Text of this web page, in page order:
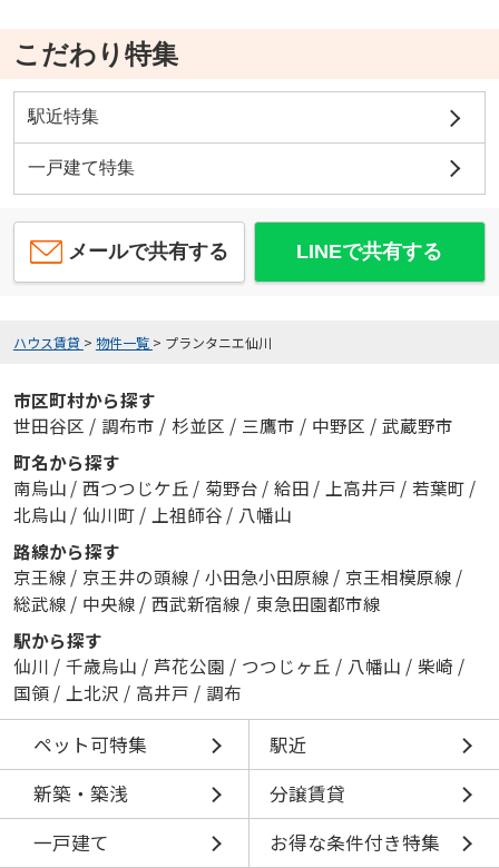
こだわり特集
駅近特集
一戸建て特集
メールで共有する LINEで共有する
ハウス賃貸 > 物件一覧 > プランタニエ仙川
市区町村から探す
世田谷区 / 調布市 / 杉並区 / 三鷹市 / 中野区 / 武蔵野市
町名から探す
南烏山 / 西つつじケ丘 / 菊野台 / 給田 / 上高井戸 / 若葉町 /
北烏山 / 仙川町 / 上祖師谷 / 八幡山
路線から探す
京王線 / 京王井の頭線 / 小田急小田原線 / 京王相模原線 /
総武線 / 中央線 / 西武新宿線 / 東急田園都市線
駅から探す
仙川 / 千歳烏山 / 芦花公園 / つつじヶ丘 / 八幡山 / 柴崎 /
国領 / 上北沢 / 高井戸 / 調布
ペット可特集
駅近
新築・築浅
分譲賃貸
一戸建て
お得な条件付き特集